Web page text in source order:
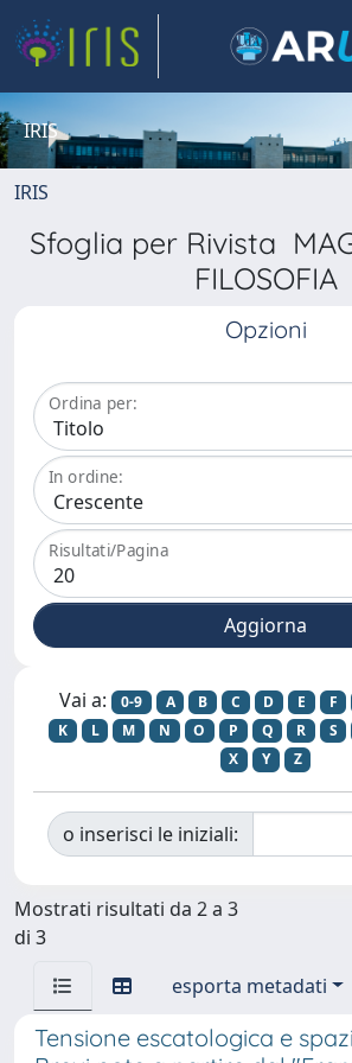
IRIS
IRIS
Sfoglia per Rivista
FILOSOFIA
Opzioni
Ordina per:
In ordine:
Risultati/Pagina
Vai a: 0-9 A B C D E F
K
L M N O P Q R S
X
Y Z
o inserisci le iniziali:
Mostrati risultati da 2 a 3
di 3
esporta metadati
Tensione escatologica e